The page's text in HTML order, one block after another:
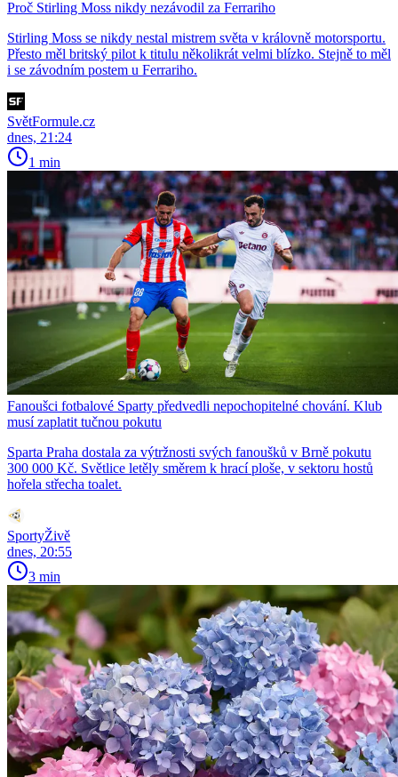
Proč Stirling Moss nikdy nezávodil za Ferrariho
Stirling Moss se nikdy nestal mistrem světa v královně motorsportu.
Přesto měl britský pilot k titulu několikrát velmi blízko. Stejně to měl
i se závodním postem u Ferrariho.
SvětFormule.cz
dnes, 21:24
1 min
Fanoušci fotbalové Sparty předvedli nepochopitelné chování. Klub
musí zaplatit tučnou pokutu
Sparta Praha dostala za výtržnosti svých fanoušků v Brně pokutu
300 000 Kč. Světlice letěly směrem k hrací ploše, v sektoru hostů
hořela střecha toalet.
SportyŽivě
dnes, 20:55
3 min